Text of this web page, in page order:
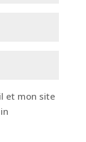
et mon site